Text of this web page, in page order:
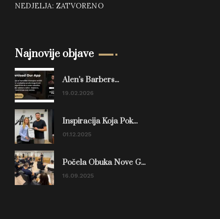
NEDJELJA: ZATVORENO
Najnovije objave
Alen’s Barbers...
19.02.2026
Inspiracija Koja Pok...
01.12.2025
Počela Obuka Nove G...
16.09.2025